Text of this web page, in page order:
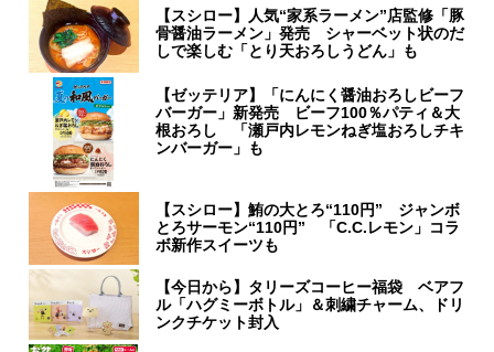
【スシロー】人気“家系ラーメン”店監修「豚
骨醤油ラーメン」発売 シャーベット状のだ
しで楽しむ「とり天おろしうどん」も
【ゼッテリア】「にんにく醤油おろしビーフ
バーガー」新発売 ビーフ100％パティ＆大
根おろし 「瀬戸内レモンねぎ塩おろしチキ
ンバーガー」も
【スシロー】鮪の大とろ“110円” ジャンボ
とろサーモン“110円” 「C.C.レモン」コラ
ボ新作スイーツも
【今日から】タリーズコーヒー福袋 ベアフ
ル「ハグミーボトル」＆刺繍チャーム、ドリ
ンクチケット封入